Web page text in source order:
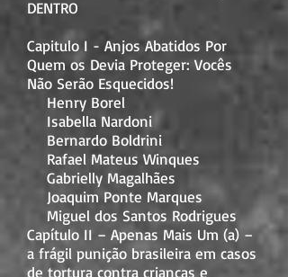
DENTRO
Capitulo I - Anjos Abatidos Por
Quem os Devia Proteger: Vocês
Não Serão Esquecidos!
Henry Borel
Isabella Nardoni
Bernardo Boldrini
Rafael Mateus Winques
Gabrielly Magalhães
Joaquim Ponte Marques
Miguel dos Santos Rodrigues
Capítulo II – Apenas Mais Um (a) –
a frágil punição brasileira em casos
de tortura contra crianças e